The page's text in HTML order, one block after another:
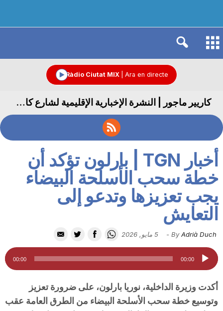
d
o
C
i
Ara en directe
Ràdio Ciutat MIX
كاريير ماجور | النشرة الإخبارية الإقليمية لشارع كاريير ماجور
أخبار TGN | بارلون تؤكد أن
خطة سحب الأسلحة البيضاء
يجب تعزيزها وتدعو إلى
التعايش
By Adrià Duch
- 5 مايو, 2026
مشغل
الصوت
00:00
00:00
أكدت وزيرة الداخلية، نوريا بارلون، على ضرورة تعزيز
وتوسيع خطة سحب الأسلحة البيضاء من الطرق العامة عقب